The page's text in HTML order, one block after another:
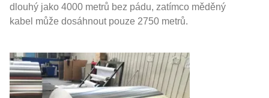
dlouhý jako 4000 metrů bez pádu, zatímco měděný
kabel může dosáhnout pouze 2750 metrů.